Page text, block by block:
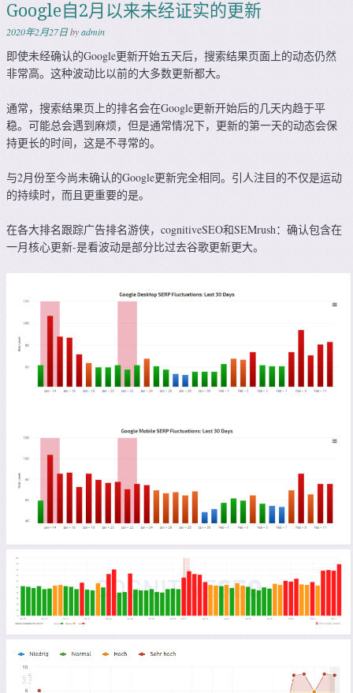
Google自2月以来未经证实的更新
2020年2月27日byadmin
即使未经确认的Google更新开始五天后，搜索结果页面上的动态仍然
非常高。这种波动比以前的大多数更新都大。
通常，搜索结果页上的排名会在Google更新开始后的几天内趋于平
稳。可能总会遇到麻烦，但是通常情况下，更新的第一天的动态会保
持更长的时间，这是不寻常的。
与2月份至今尚未确认的Google更新完全相同。引人注目的不仅是运动
的持续时，而且更重要的是。
在各大排名跟踪广告排名游侠，cognitiveSEO和SEMrush：确认包含在
一月核心更新-是看波动是部分比过去谷歌更新更大。